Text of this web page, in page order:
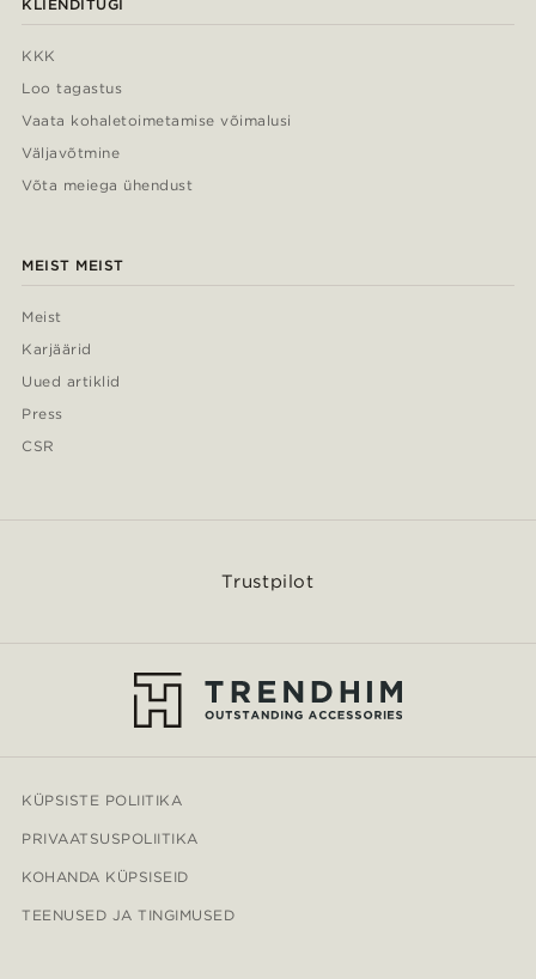
KLIENDITUGI
KKK
Loo tagastus
Vaata kohaletoimetamise võimalusi
Väljavõtmine
Võta meiega ühendust
MEIST MEIST
Meist
Karjäärid
Uued artiklid
Press
CSR
Trustpilot
KÜPSISTE POLIITIKA
PRIVAATSUSPOLIITIKA
KOHANDA KÜPSISEID
TEENUSED JA TINGIMUSED